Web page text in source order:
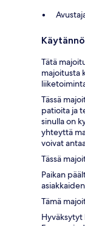
Tätä
majoitusta
Tässä
patioita ja
sinulla on
yhteyttä
voivat
Tässä
Paikan
Tämä